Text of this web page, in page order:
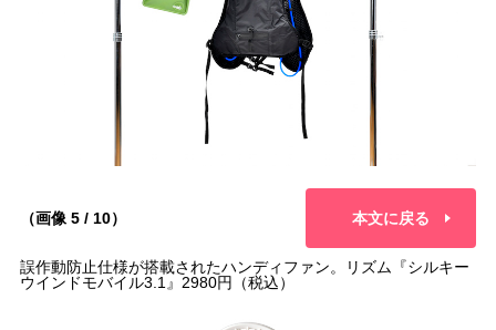
（画像 5 / 10） 本文に戻る
誤作動防止仕様が搭載されたハンディファン。リズム『シルキー
ウインドモバイル3.1』2980円（税込）